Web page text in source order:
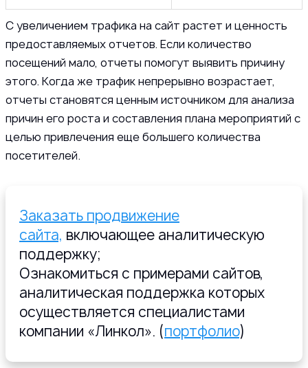
С увеличением трафика на сайт растет и ценность
предоставляемых отчетов. Если количество
посещений мало, отчеты помогут выявить причину
этого. Когда же трафик непрерывно возрастает,
отчеты становятся ценным источником для анализа
причин его роста и составления плана мероприятий с
целью привлечения еще большего количества
посетителей.
Заказать продвижение
сайта, включающее аналитическую
поддержку;
Ознакомиться с примерами сайтов,
аналитическая поддержка которых
осуществляется специалистами
компании «Линкол». (портфолио)